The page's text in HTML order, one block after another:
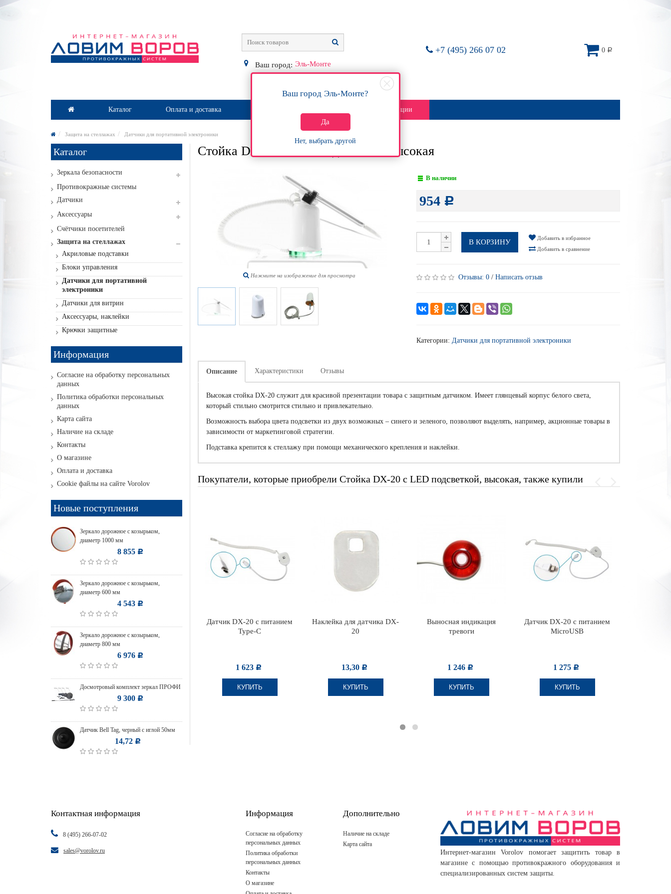
+7 (495) 266 07 02
Ваш город: Эль-Монте
Ваш город Эль-Монте?
Да
Нет, выбрать другой
0 Р
Каталог Оплата и доставка Акции
Защита на стеллажах Датчики для портативной электроники
Каталог
Зеркала безопасности
Противокражные системы
Датчики
Аксессуары
Счётчики посетителей
Защита на стеллажах
Акриловые подставки
Блоки управления
Датчики для портативной
электроники
Датчики для витрин
Аксессуары, наклейки
Крючки защитные
Информация
Согласие на обработку персональных
данных
Политика обработки персональных
данных
Карта сайта
Наличие на складе
Контакты
О магазине
Оплата и доставка
Cookie файлы на сайте Vorolov
Новые поступления
Зеркало дорожное с козырьком,
диаметр 1000 мм
8 855 Р
Зеркало дорожное с козырьком,
диаметр 600 мм
4 543 Р
Зеркало дорожное с козырьком,
диаметр 800 мм
6 976 Р
Досмотровый комплект зеркал ПРОФИ
9 300 Р
Датчик Bell Tag, черный с иглой 50мм
14,72 Р
Стойка DX-20 с LED подсветкой, высокая
Нажмите на изображение для просмотра
В наличии
954 Р
В КОРЗИНУ
Добавить в избранное
Добавить в сравнение
Отзывы: 0/ Написать отзыв
Категории: Датчики для портативной электроники
Описание Характеристики Отзывы
Высокая стойка DX-20 служит для красивой презентации товара с защитным датчиком. Имеет глянцевый корпус белого света,
который стильно смотрится стильно и привлекательно.
Возможность выбора цвета подсветки из двух возможных – синего и зеленого, позволяют выделять, например, акционные товары в
зависимости от маркетинговой стратегии.
Подставка крепится к стеллажу при помощи механического крепления и наклейки.
Покупатели, которые приобрели Стойка DX-20 с LED подсветкой, высокая, также купили
Датчик DX-20 с питанием
Type-C
1 623 Р
КУПИТЬ
Наклейка для датчика DX-
20
13,30 Р
КУПИТЬ
Выносная индикация
тревоги
1 246 Р
КУПИТЬ
Датчик DX-20 с питанием
MicroUSB
1 275 Р
КУПИТЬ
Контактная информация
8 (495) 266-07-02
sales@vorolov.ru
Информация
Согласие на обработку
персональных данных
Политика обработки
персональных данных
Контакты
О магазине
Дополнительно
Наличие на складе
Карта сайта
Интернет-магазин Vorolov помогает защитить товар в
магазине с помощью противокражного оборудования и
специализированных систем защиты.